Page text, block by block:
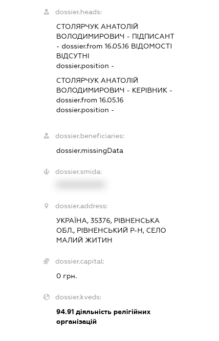
dossier.heads:
СТОЛЯРЧУК АНАТОЛІЙ
ВОЛОДИМИРОВИЧ - ПІДПИСАНТ
- dossier.from 16.05.16 ВІДОМОСТІ
ВІДСУТНІ
dossier.position -
СТОЛЯРЧУК АНАТОЛІЙ
ВОЛОДИМИРОВИЧ - КЕРІВНИК -
dossier.from 16.05.16
dossier.position -
dossier.beneficiaries:
dossier.missingData
dossier.smida:
dossier.address:
УКРАЇНА, 35376, РІВНЕНСЬКА
ОБЛ., РІВНЕНСЬКИЙ Р-Н, СЕЛО
МАЛИЙ ЖИТИН
dossier.capital:
0 грн.
dossier.kveds:
94.91 діяльність релігійних
організацій